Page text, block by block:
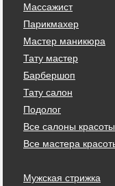
Массажист
Парикмахер
Мастер маникюра
Тату мастер
Барбершоп
Тату салон
Подолог
Все салоны красоты
Все мастера
Мужская стрижка